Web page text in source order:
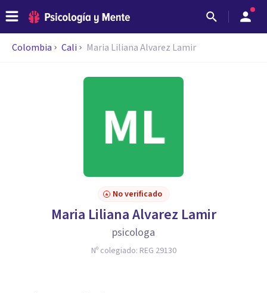
Colombia Cali Maria Liliana Alvarez Lamir
No verificado
Maria Liliana Alvarez Lamir
psicologa
Nº colegiado: REG 29130